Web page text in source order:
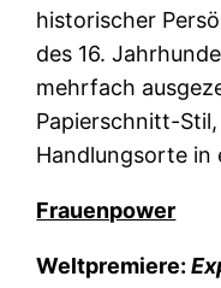
historischer
des 16.
mehrfach
Papierschnitt-
Handlungsorte in
Frauenpower
Weltpremiere: